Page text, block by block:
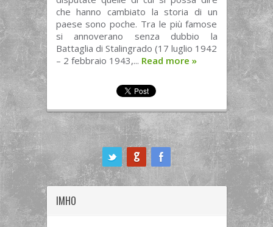
che hanno cambiato la storia di un
paese sono poche. Tra le più famose
si annoverano senza dubbio la
Battaglia di Stalingrado (17 luglio 1942
– 2 febbraio 1943,... Read more »
IMHO